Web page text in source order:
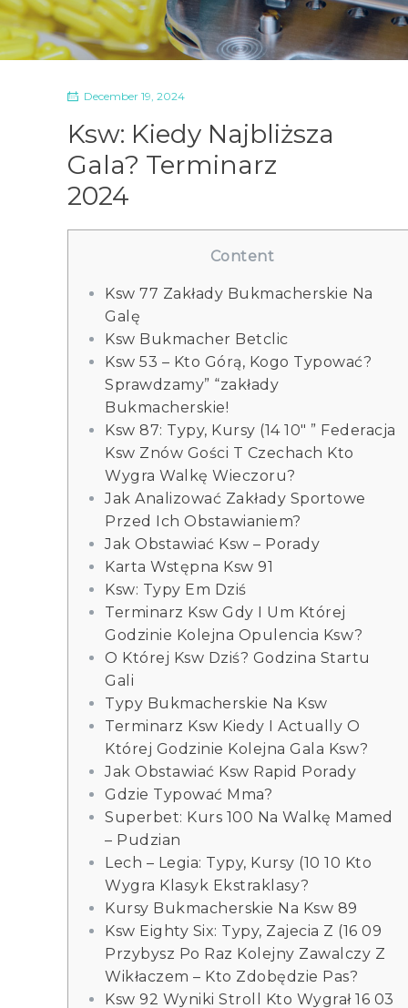
December 19, 2024
Ksw: Kiedy Najbliższa
Gala? Terminarz
2024
Content
Ksw 77 Zakłady Bukmacherskie Na
Galę
Ksw Bukmacher Betclic
Ksw 53 – Kto Górą, Kogo Typować?
Sprawdzamy” “zakłady
Bukmacherskie!
Ksw 87: Typy, Kursy (14 10″ ” Federacja
Ksw Znów Gości T Czechach Kto
Wygra Walkę Wieczoru?
Jak Analizować Zakłady Sportowe
Przed Ich Obstawianiem?
Jak Obstawiać Ksw – Porady
Karta Wstępna Ksw 91
Ksw: Typy Em Dziś
Terminarz Ksw Gdy I Um Której
Godzinie Kolejna Opulencia Ksw?
O Której Ksw Dziś? Godzina Startu
Gali
Typy Bukmacherskie Na Ksw
Terminarz Ksw Kiedy I Actually O
Której Godzinie Kolejna Gala Ksw?
Jak Obstawiać Ksw Rapid Porady
Gdzie Typować Mma?
Superbet: Kurs 100 Na Walkę Mamed
– Pudzian
Lech – Legia: Typy, Kursy (10 10 Kto
Wygra Klasyk Ekstraklasy?
Kursy Bukmacherskie Na Ksw 89
Ksw Eighty Six: Typy, Zajecia Z (16 09
Przybysz Po Raz Kolejny Zawalczy Z
Wikłaczem – Kto Zdobędzie Pas?
Ksw 92 Wyniki Stroll Kto Wygrał 16 03